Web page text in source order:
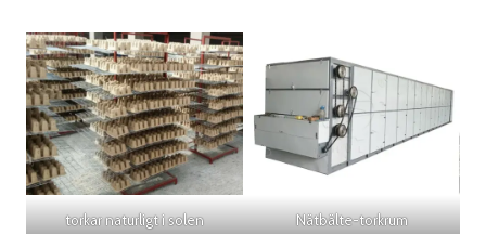
torkar naturligt i solen Nätbälte-torkrum